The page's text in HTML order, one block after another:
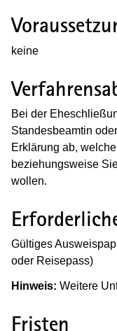
keine
Bei der
Standesbeamtin
Erklärung ab,
beziehungsweise
wollen.
Gültiges
oder Reisepass)
Hinweis: Weitere
Fristen